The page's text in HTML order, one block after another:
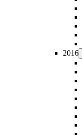
2016